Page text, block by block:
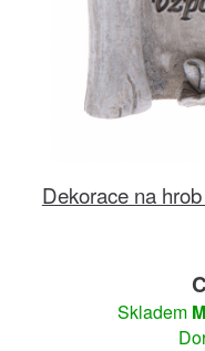
Dekorace na
Skladem